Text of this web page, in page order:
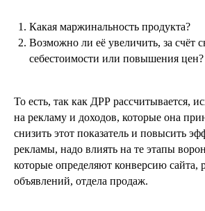
Какая маржинальность продукта?
Возможно ли её увеличить, за счёт
себестоимости или повышения цен?
То есть, так как ДРР рассчитывается,
на рекламу и доходов, которые она
снизить этот показатель и повысить
рекламы, надо влиять на те этапы
которые определяют конверсию сайта,
объявлений, отдела продаж.